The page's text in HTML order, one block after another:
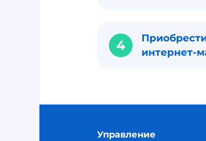
4
интернет-
Управление